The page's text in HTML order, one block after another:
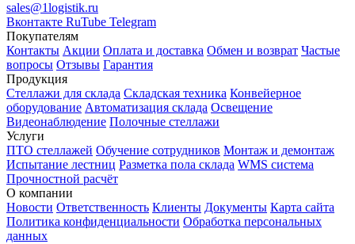
sales@1logistik.ru
Вконтакте RuTube Telegram
Покупателям
Контакты Акции Оплата и доставка Обмен и возврат Частые
вопросы Отзывы Гарантия
Продукция
Стеллажи для склада Складская техника Конвейерное
оборудование Автоматизация склада Освещение
Видеонаблюдение Полочные стеллажи
Услуги
ПТО стеллажей Обучение сотрудников Монтаж и демонтаж
Испытание лестниц Разметка пола склада WMS система
Прочностной расчёт
О компании
Новости Ответственность Клиенты Документы Карта сайта
Политика конфиденциальности Обработка персональных
данных